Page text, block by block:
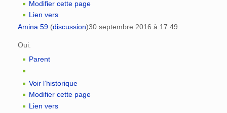
Modifier cette page
Lien vers
Amina 59 (discussion)30 septembre 2016 à 17:49
Oui.
Parent
Voir l’historique
Modifier cette page
Lien vers